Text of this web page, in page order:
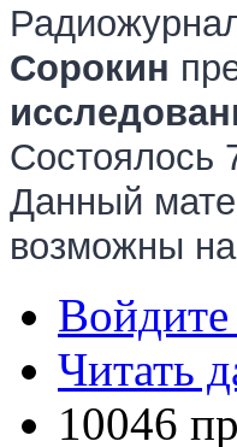
Сорокин
Состоялось
Данный
возможны
Войдите
Читать
10046